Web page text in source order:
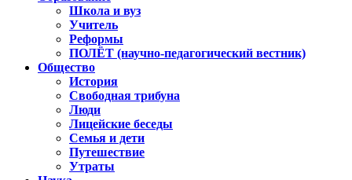
Школа и вуз
Учитель
Реформы
ПОЛЁТ (научно-педагогический вестник)
Общество
История
Свободная трибуна
Люди
Лицейские беседы
Семья и дети
Путешествие
Утраты